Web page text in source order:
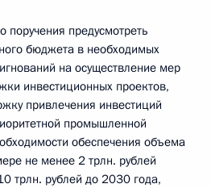
поручения предусмотреть
бюджета в необходимых
на осуществление мер
инвестиционных проектов,
привлечения инвестиций
промышленной
обеспечения объема
не менее 2 трлн. рублей
трлн. рублей до 2030 года,